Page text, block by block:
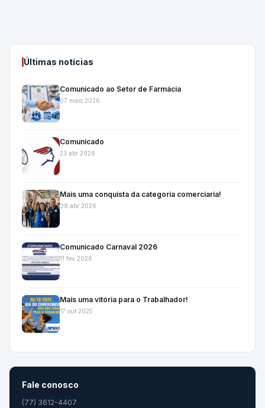
Últimas notícias
Comunicado ao Setor de Farmácia
07 maio 2026
Comunicado
23 abr 2026
Mais uma conquista da categoria comerciaria!
08 abr 2026
Comunicado Carnaval 2026
11 fev 2026
Mais uma vitória para o Trabalhador!
17 out 2025
Fale conosco
(77) 3612-4407